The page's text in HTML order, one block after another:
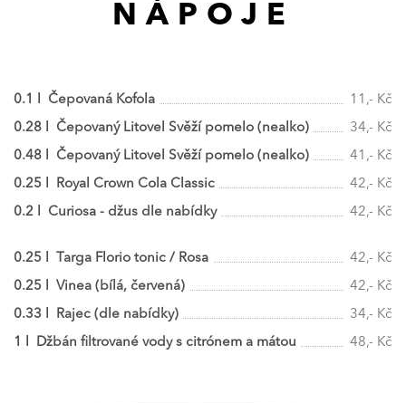
NÁPOJE
0.1 l Čepovaná Kofola 11,- Kč
0.28 l Čepovaný Litovel Svěží pomelo (nealko) 34,- Kč
0.48 l Čepovaný Litovel Svěží pomelo (nealko) 41,- Kč
0.25 l Royal Crown Cola Classic 42,- Kč
0.2 l Curiosa - džus dle nabídky 42,- Kč
0.25 l Targa Florio tonic / Rosa 42,- Kč
0.25 l Vinea (bílá, červená) 42,- Kč
0.33 l Rajec (dle nabídky) 34,- Kč
1 l Džbán filtrované vody s citrónem a mátou 48,- Kč